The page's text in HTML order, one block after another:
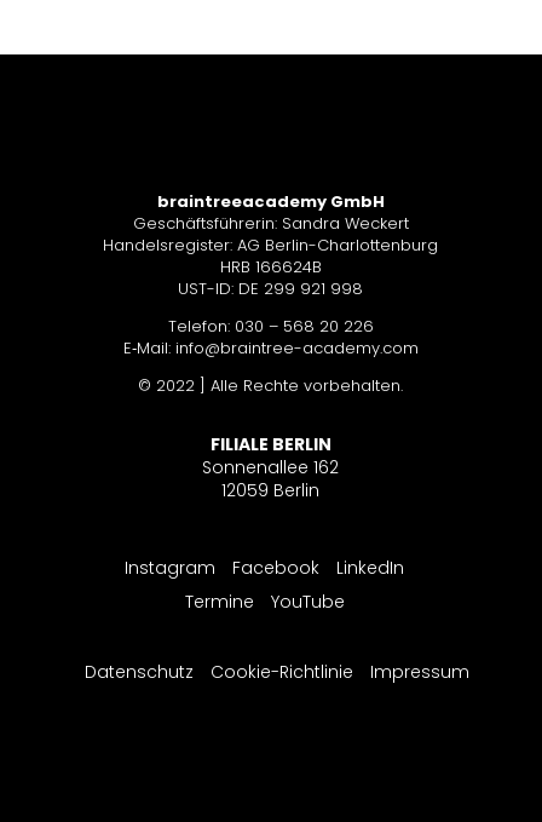
braintreeacademy GmbH
Geschäftsführerin: Sandra Weckert
Handelsregister: AG Berlin-Charlottenburg
HRB 166624B
UST-ID: DE 299 921 998
Telefon: 030 – 568 20 226
E‑Mail: info@braintree-academy.com
© 2022 ] Alle Rechte vorbehalten.
FILIALE BERLIN
Sonnenallee 162
12059 Berlin
Instagram Facebook
LinkedIn
Termine
YouTube
Datenschutz Cookie-Richtlinie Impressum